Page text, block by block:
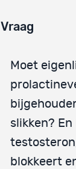
Vraag
Moet
slikken?
blokkeert